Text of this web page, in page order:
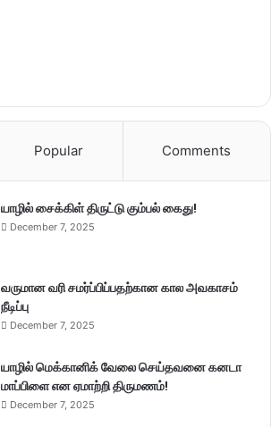
Popular Comments
யாழில் சைக்கிள் திருட்டு கும்பல் கைது!
December 7, 2025
வருமான வரி சமர்ப்பிப்பதற்கான கால அவகாசம்
நீடிப்பு
December 7, 2025
யாழில் மெக்கானிக் வேலை செய்தவனை கனடா
மாப்பிளை என ஏமாற்றி திருமணம்!
December 7, 2025